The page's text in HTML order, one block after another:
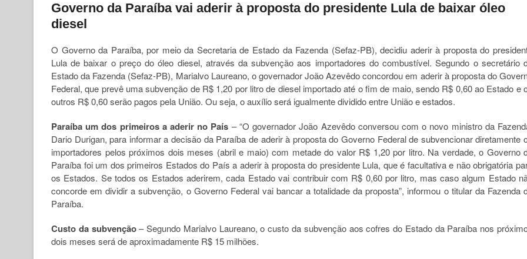
Governo da Paraíba vai aderir à proposta do presidente Lula de baixar óleo
diesel
O Governo da Paraíba, por meio da Secretaria de Estado da Fazenda (Sefaz-PB), decidiu aderir à proposta do
Lula de baixar o preço do óleo diesel, através da subvenção aos importadores do combustível. Segundo o secretário
Estado da Fazenda (Sefaz-PB), Marialvo Laureano, o governador João Azevêdo concordou em aderir à proposta do
Federal, que prevê uma subvenção de R$ 1,20 por litro de diesel importado até o fim de maio, sendo R$ 0,60 ao Estado e
outros R$ 0,60 serão pagos pela União. Ou seja, o auxílio será igualmente dividido entre União e estados.
Paraíba um dos primeiros a aderir no País – “O governador João Azevêdo conversou com o novo ministro da
Dario Durigan, para informar a decisão da Paraíba de aderir à proposta do Governo Federal de subvencionar diretamente
importadores pelos próximos dois meses (abril e maio) com metade do valor R$ 1,20 por litro. Na verdade, o Governo
Paraíba foi um dos primeiros Estados do País a aderir à proposta do presidente Lula, que é facultativa e não obrigatória
os Estados. Se todos os Estados aderirem, cada Estado vai contribuir com R$ 0,60 por litro, mas caso algum Estado
concorde em dividir a subvenção, o Governo Federal vai bancar a totalidade da proposta”, informou o titular da Fazenda
Paraíba.
Custo da subvenção– Segundo Marialvo Laureano, o custo da subvenção aos cofres do Estado da Paraíba nos
dois meses será de aproximadamente R$ 15 milhões.